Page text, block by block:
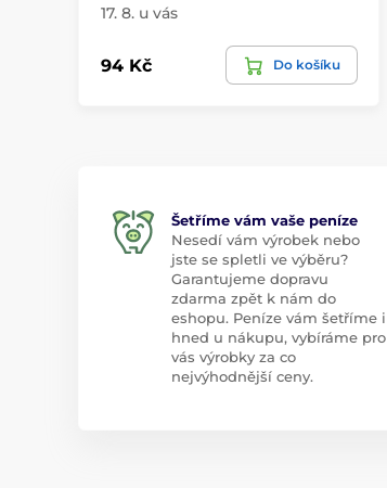
17. 8. u vás
94 Kč Do košíku
Šetříme vám vaše peníze
Nesedí vám výrobek nebo
jste se spletli ve výběru?
Garantujeme dopravu
zdarma zpět k nám do
eshopu. Peníze vám šetříme i
hned u nákupu, vybíráme pro
vás výrobky za co
nejvýhodnější ceny.